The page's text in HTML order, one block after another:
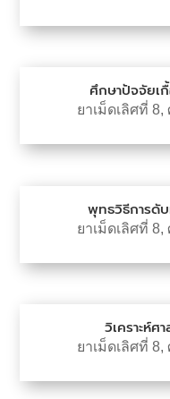
ศึกษาปัจจัยเ
ยาเม็ดเลิศที่ 8,
พุทธวิธีการดั
ยาเม็ดเลิศที่ 8,
วิเคราะห์
ยาเม็ดเลิศที่ 8,